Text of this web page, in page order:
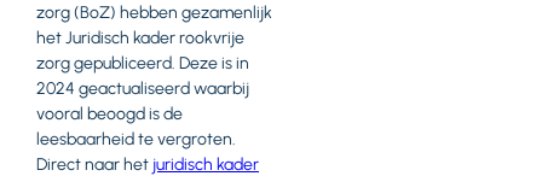
zorg (BoZ) hebben gezamenlijk
het Juridisch kader rookvrije
zorg gepubliceerd. Deze is in
2024 geactualiseerd waarbij
vooral beoogd is de
leesbaarheid te vergroten.
Direct naar het juridisch kader